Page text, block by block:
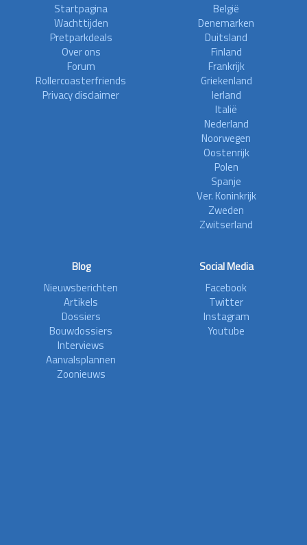
Startpagina
Wachttijden
Pretparkdeals
Over ons
Forum
Rollercoasterfriends
Privacy disclaimer
België
Denemarken
Duitsland
Finland
Frankrijk
Griekenland
Ierland
Italië
Nederland
Noorwegen
Oostenrijk
Polen
Spanje
Ver. Koninkrijk
Zweden
Zwitserland
Blog
Nieuwsberichten
Artikels
Dossiers
Bouwdossiers
Interviews
Aanvalsplannen
Zoonieuws
Social Media
Facebook
Twitter
Instagram
Youtube